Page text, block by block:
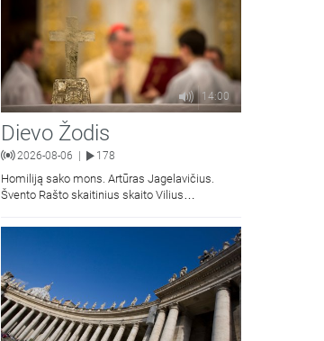
14:00
Dievo Žodis
2026-08-06 178
Homiliją sako mons. Artūras Jagelavičius.
Švento Rašto skaitinius skaito Vilius